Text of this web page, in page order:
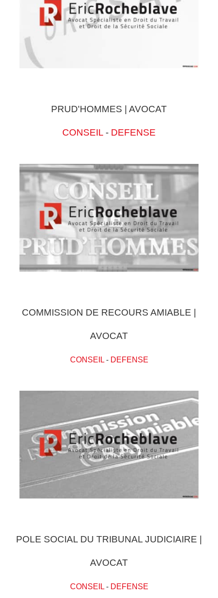
PRUD'HOMMES | AVOCAT
CONSEIL - DEFENSE
COMMISSION DE RECOURS AMIABLE |
AVOCAT
CONSEIL- DEFENSE
POLE SOCIAL DU TRIBUNAL JUDICIAIRE |
AVOCAT
CONSEIL- DEFENSE